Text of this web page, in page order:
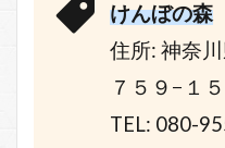
けんぼの森
住所: 神奈
７５９−１５
TEL: 080-